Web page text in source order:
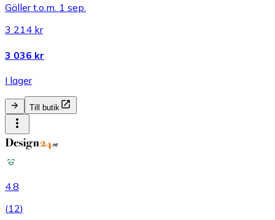
Gäller t.o.m. 1 sep.
3 214 kr
3 036 kr
I lager
Till butik
4.8
(12)